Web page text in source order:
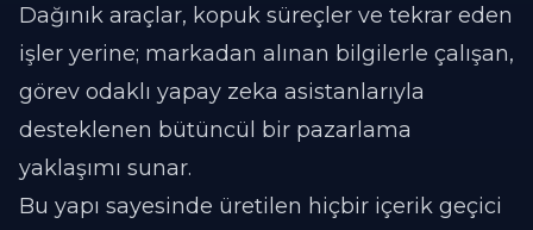
Dağınık araçlar, kopuk süreçler ve tekrar eden
işler yerine; markadan alınan bilgilerle çalışan,
görev odaklı yapay zeka asistanlarıyla
desteklenen bütüncül bir pazarlama
yaklaşımı sunar.
Bu yapı sayesinde üretilen hiçbir içerik geçici